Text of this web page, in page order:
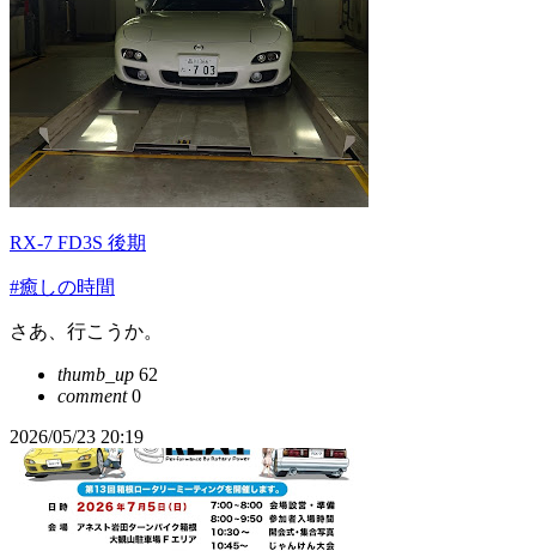
RX-7 FD3S 後期
#癒しの時間
さあ、行こうか。
thumb_up 62
comment0
2026/05/23 20:19